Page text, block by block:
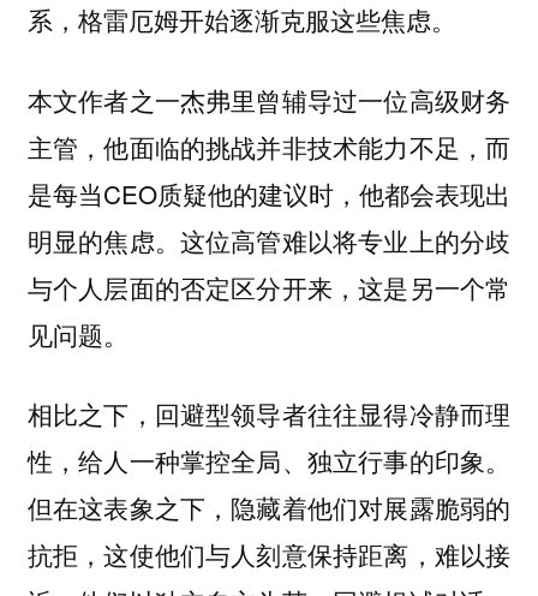
系，格雷厄姆开始逐渐克服这些焦虑。
本文作者之一杰弗里曾辅导过一位高级财务
主管，他面临的挑战并非技术能力不足，而
是每当CEO质疑他的建议时，他都会表现出
明显的焦虑。这位高管难以将专业上的分歧
与个人层面的否定区分开来，这是另一个常
见问题。
相比之下，回避型领导者往往显得冷静而理
性，给人一种掌控全局、独立行事的印象。
但在这表象之下，隐藏着他们对展露脆弱的
抗拒，这使他们与人刻意保持距离，难以接